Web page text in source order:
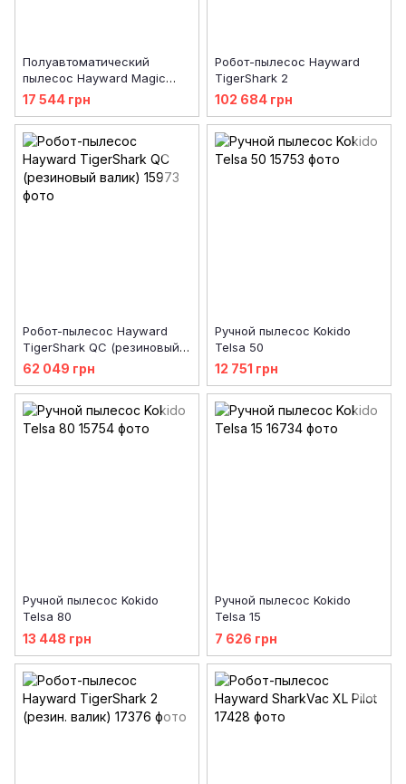
Полуавтоматический
пылесос Hayward Magic
Clean
17 544 грн
Робот-пылесос Hayward
TigerShark 2
102 684 грн
Робот-пылесос Hayward
TigerShark QC (резиновый
валик)
62 049 грн
Ручной пылесос Kokido
Telsa 50
12 751 грн
Ручной пылесос Kokido
Telsa 80
13 448 грн
Ручной пылесос Kokido
Telsa 15
7 626 грн